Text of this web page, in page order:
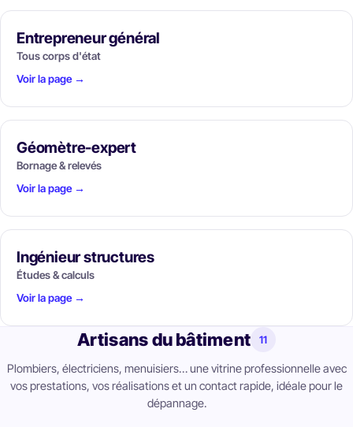
Entrepreneur général
Tous corps d'état
Voir la page →
Géomètre-expert
Bornage & relevés
Voir la page →
Ingénieur structures
Études & calculs
Voir la page →
Artisans du bâtiment 11
Plombiers, électriciens, menuisiers… une vitrine professionnelle avec
vos prestations, vos réalisations et un contact rapide, idéale pour le
dépannage.